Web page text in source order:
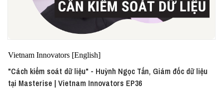
Vietnam Innovators [English]
"Cách kiểm soát dữ liệu" - Huỳnh Ngọc Tấn, Giám đốc dữ liệu
tại Masterise | Vietnam Innovators EP36